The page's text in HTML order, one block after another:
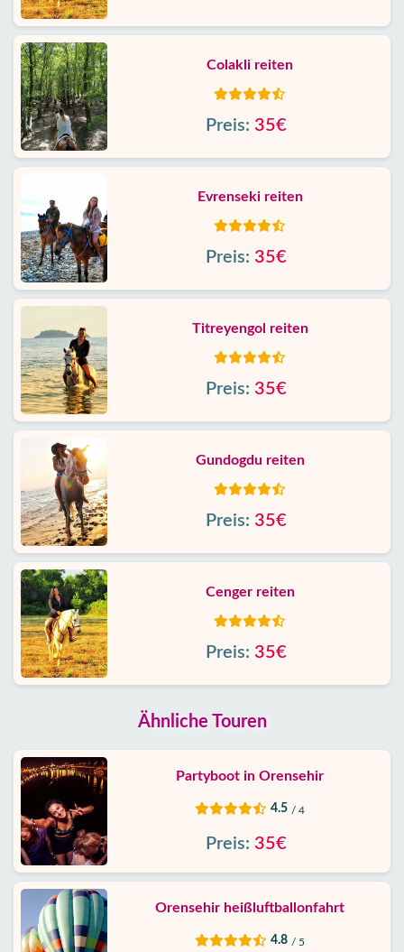
Colakli reiten
Preis: 35€
Evrenseki reiten
Preis: 35€
Titreyengol reiten
Preis: 35€
Gundogdu reiten
Preis: 35€
Cenger reiten
Preis: 35€
Ähnliche Touren
Partyboot in Orensehir
4.5 / 4
Preis: 35€
Orensehir heißluftballonfahrt
4.8 / 5